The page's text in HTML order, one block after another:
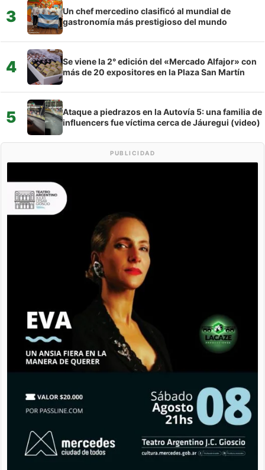
3
Un chef mercedino clasificó al mundial de
gastronomía más prestigioso del mundo
4
Se viene la 2° edición del «Mercado Alfajor» con
más de 20 expositores en la Plaza San Martín
5
Ataque a piedrazos en la Autovía 5: una familia de
influencers fue víctima cerca de Jáuregui (video)
PUBLICIDAD